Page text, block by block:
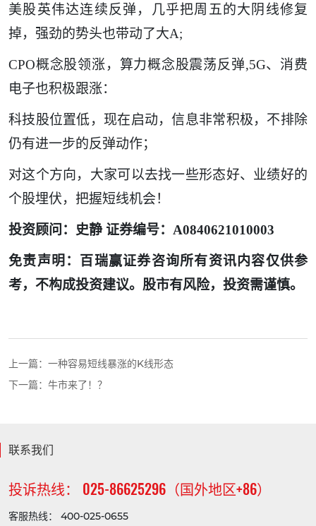
美股英伟达连续反弹，几乎把周五的大阴线修复
掉，强劲的势头也带动了大A;
CPO概念股领涨， 算力概念股震荡反弹,5G、消费
电子也积极跟涨：
科技股位置低，现在启动，信息非常积极，不排除
仍有进一步的反弹动作；
对这个方向，大家可以去找一些形态好、业绩好的
个股埋伏，把握短线机会！
投资顾问：史静 证券编号：A0840621010003
免责声明：百瑞赢证券咨询所有资讯内容仅供参
考，不构成投资建议。股市有风险，投资需谨慎。
上一篇： 一种容易短线暴涨的K线形态
下一篇： 牛市来了！？
联系我们
投诉热线： 025-86625296（国外地区+86）
客服热线： 400-025-0655